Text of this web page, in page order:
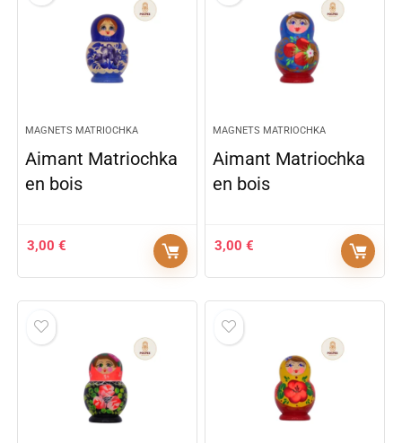
MAGNETS MATRIOCHKA
Aimant Matriochka
en bois
3,00€
MAGNETS MATRIOCHKA
Aimant Matriochka
en bois
3,00€